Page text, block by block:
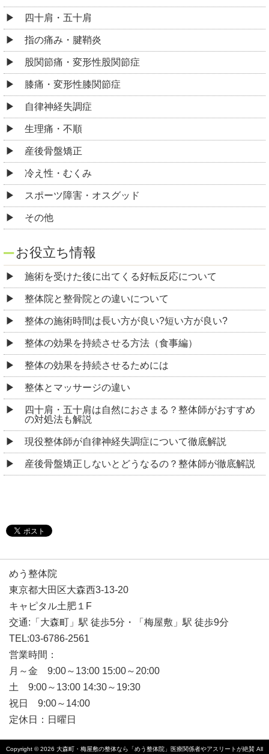
生理痛・不順
産後骨盤矯正
冷え性・むくみ
スポーツ障害・オスグッド
その他
お役立ち情報
施術を受けた後に出てくる好転反応について
整体院と整骨院との違いについて
整体の施術時間は長い方が良い?短い方が良い?
整体の効果を持続させる方法（食事編）
整体の効果を持続させるためには
整体とマッサージの違い
四十肩・五十肩は自然におさまる？整体師がおすすめ
の対処法も解説
現役整体師が自律神経失調症について徹底解説
産後骨盤矯正しないとどうなるの？整体師が徹底解説
めう整体院
東京都大田区大森西3-13-20
TEL:03-6786-2561
月～金 9:00～13:00 15:00～20:00
土 9:00～13:00 14:30～19:30
祝日 9:00～14:00
定休日：日曜日
Copyright © 2026大森町・梅屋敷の整体なら「めう整体院」医療関係者やアスリートが絶賛
PC表示